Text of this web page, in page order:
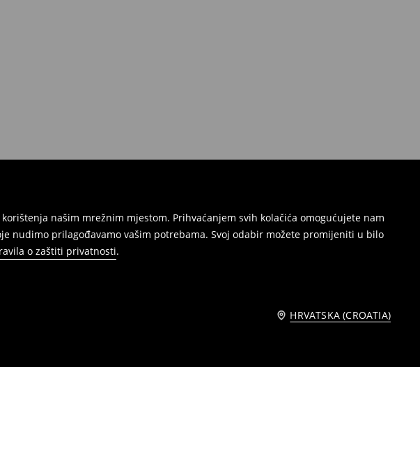
našim mrežnim mjestom. Prihvaćanjem svih kolačića omogućujete nam
nudimo prilagođavamo vašim potrebama. Svoj odabir možete promijeniti u bilo
o zaštiti privatnosti.
HRVATSKA (CROATIA)